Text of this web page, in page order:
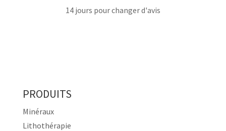
14 jours pour changer d'avis
PRODUITS
Minéraux
Lithothérapie